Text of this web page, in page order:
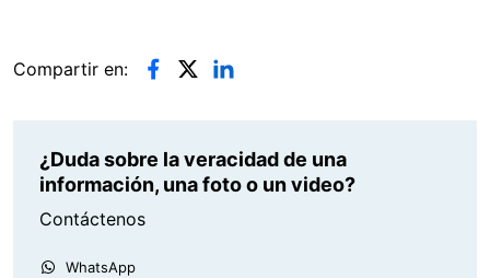
Compartir en:
¿Duda sobre la veracidad de una
información, una foto o un video?
Contáctenos
WhatsApp